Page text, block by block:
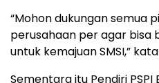
“Mohon dukungan semua
perusahaan per agar bisa
untuk kemajuan SMSI,”
Sementara itu Pendiri